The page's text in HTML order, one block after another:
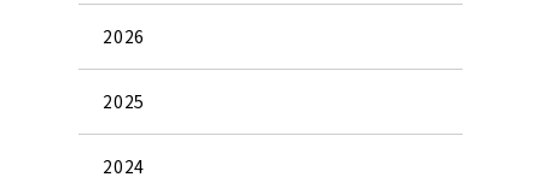
2026
2025
2024